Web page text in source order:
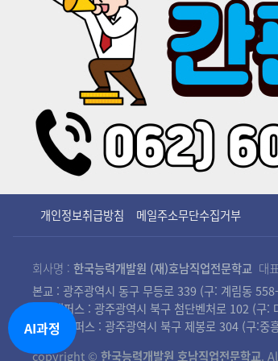
개인정보취급방침 메일주소무단수집거부
회사명 : 한국능력개발원 (재)호남직업전문학교 대
본교 : 광주광역시 동구 무등로 339 (구: 계림동
첨단캠퍼스 : 광주광역시 북구 첨단벤처로 102 (
북광주캠퍼스 : 광주광역시 북구 제봉로 304 (구:
copyright © 한국능력개발원 호남직업전문학교.
AI과정